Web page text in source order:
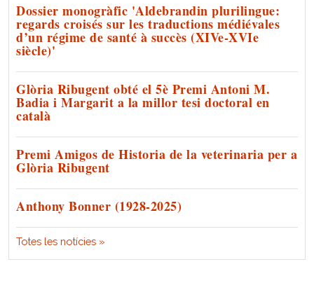
Dossier monogràfic 'Aldebrandin plurilingue:
regards croisés sur les traductions médiévales
d’un régime de santé à succès (XIVe-XVIe
siècle)'
Glòria Ribugent obté el 5è Premi Antoni M.
Badia i Margarit a la millor tesi doctoral en
català
Premi Amigos de Historia de la veterinaria per a
Glòria Ribugent
Anthony Bonner (1928-2025)
Totes les notícies »